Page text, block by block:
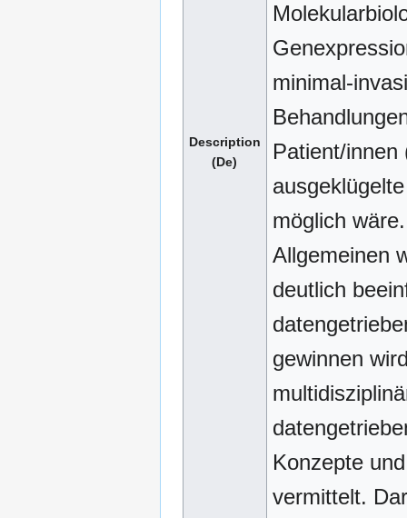
Description
(De)
minimal-
Patient/innen
möglich
Allgemeinen
deutlich
gewinnen
Konzepte
vermittelt.